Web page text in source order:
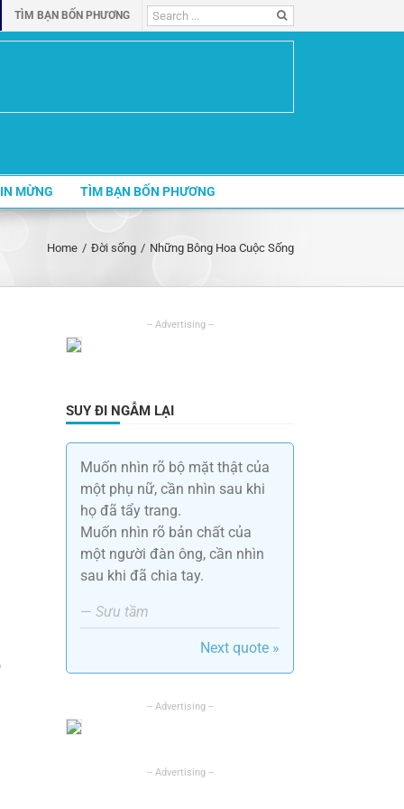
TÌM BẠN BỐN PHƯƠNG
Search
for:
MỪNG TÌM BẠN BỐN PHƯƠNG
Home / Đời sống / Những Bông Hoa Cuộc Sống
SUY ĐI NGẪM LẠI
Muốn nhìn rõ bộ mặt thật của
một phụ nữ, cần nhìn sau khi
họ đã tẩy trang.
Muốn nhìn rõ bản chất của
một người đàn ông, cần nhìn
sau khi đã chia tay.
— Sưu tầm
Next quote »